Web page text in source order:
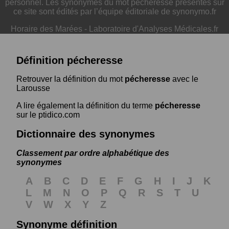
personnel. Les synonymes du mot pécheresse présentés sur
ce site sont édités par l’équipe éditoriale de synonymo.fr
Horaire des Marées - Laboratoire d'Analyses Médicales.fr
Définition pécheresse
Retrouver la définition du mot pécheresse avec le
Larousse
A lire également la définition du terme pécheresse
sur le ptidico.com
Dictionnaire des synonymes
Classement par ordre alphabétique des
synonymes
A B C D E F G H I J
K
L
M N O P Q R S T
U
V
W X Y
Z
Synonyme définition